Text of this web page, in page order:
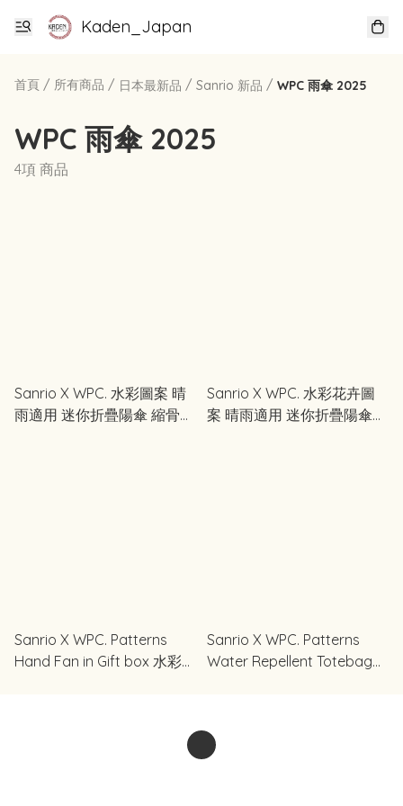
Kaden_Japan
首頁 / 所有商品 / 日本最新品 / Sanrio 新品 / WPC 雨傘 2025
WPC 雨傘 2025
4項 商品
Sanrio X WPC. 水彩圖案 晴
雨適用 迷你折疊陽傘 縮骨遮
Sanrio X WPC. 水彩花卉圖
案 晴雨適用 迷你折疊陽傘
Sanrio X WPC. Patterns
Hand Fan in Gift box 水彩圖
Sanrio X WPC. Patterns
Water Repellent Totebag